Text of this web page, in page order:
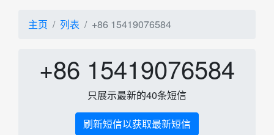
主页 列表 +86 15419076584
+86 15419076584
只展示最新的40条短信
刷新短信以获取最新短信